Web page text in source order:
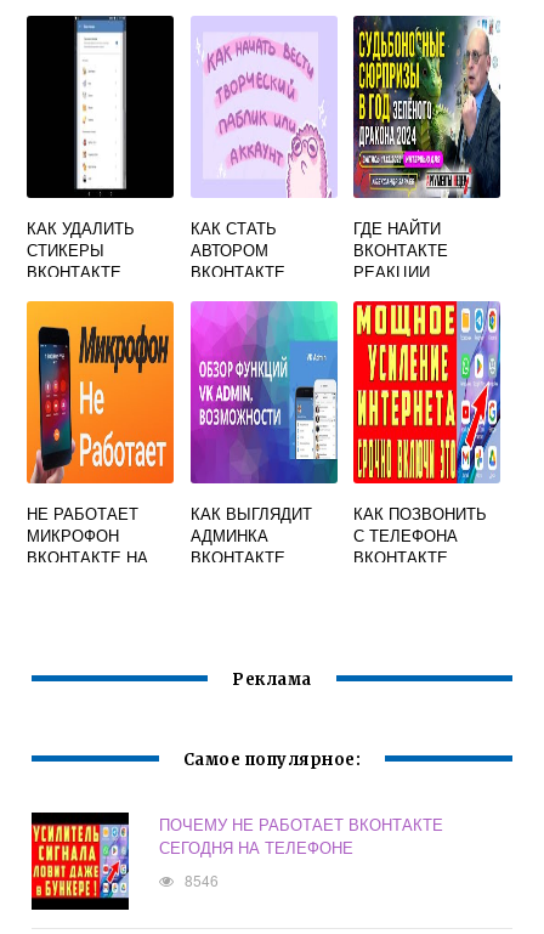
КАК УДАЛИТЬ
СТИКЕРЫ
ВКОНТАКТЕ
КАК СТАТЬ
АВТОРОМ
ВКОНТАКТЕ
ГДЕ НАЙТИ
ВКОНТАКТЕ
РЕАКЦИИ
НЕ РАБОТАЕТ
МИКРОФОН
ВКОНТАКТЕ НА
КАК ВЫГЛЯДИТ
АДМИНКА
ВКОНТАКТЕ
КАК ПОЗВОНИТЬ
С ТЕЛЕФОНА
ВКОНТАКТЕ
Реклама
Самое популярное:
ПОЧЕМУ НЕ РАБОТАЕТ ВКОНТАКТЕ
СЕГОДНЯ НА ТЕЛЕФОНЕ
8546